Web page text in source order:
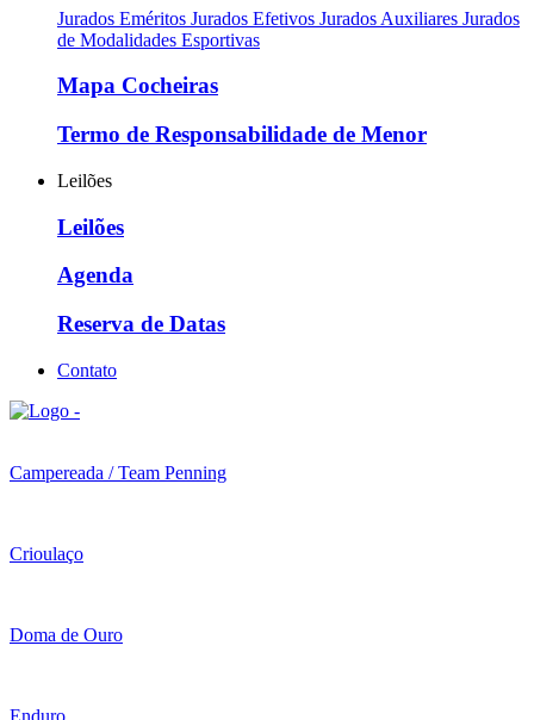
Jurados Eméritos Jurados Efetivos Jurados Auxiliares Jurados
de Modalidades Esportivas
Mapa Cocheiras
Termo de Responsabilidade de Menor
Leilões
Leilões
Agenda
Reserva de Datas
Contato
Campereada / Team Penning
Crioulaço
Doma de Ouro
Enduro